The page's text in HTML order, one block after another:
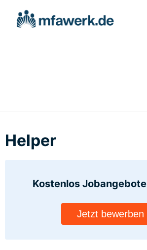
Helper
Kostenlos Jobangebote
Jetzt bewerben